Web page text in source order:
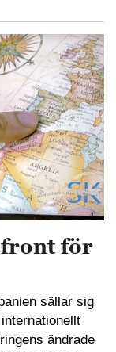
front för
sällar sig
ändrade